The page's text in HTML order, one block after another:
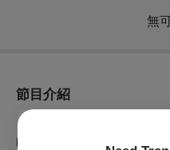
無
節目介紹
「希望這個世界沒有我就好了
吹下蠟燭